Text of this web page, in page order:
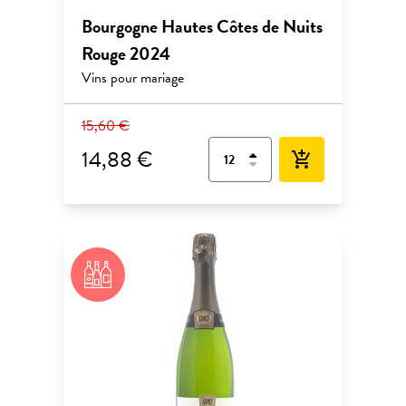
Bourgogne Hautes Côtes de Nuits
Rouge 2024
Vins pour mariage
15,60 €
14,88 € add_shopping_cart